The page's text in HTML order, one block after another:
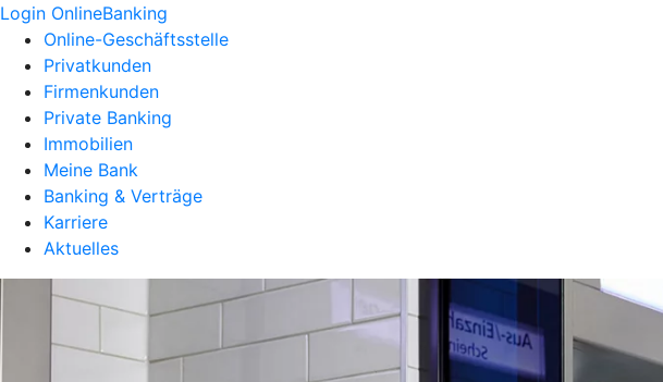
Login OnlineBanking
Online-Geschäftsstelle
Privatkunden
Firmenkunden
Private Banking
Immobilien
Meine Bank
Banking & Verträge
Karriere
Aktuelles